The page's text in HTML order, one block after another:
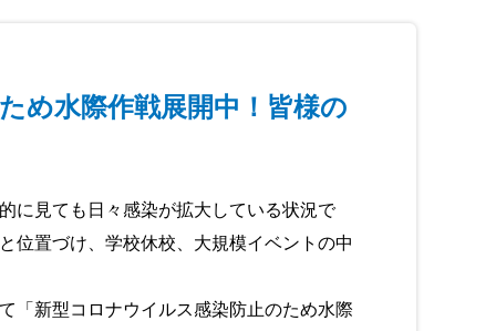
め水際作戦展開中！皆様の
に見ても日々感染が拡大している状況で
位置づけ、学校休校、大規模イベントの中
「新型コロナウイルス感染防止のため水際